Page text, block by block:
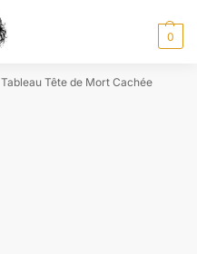
0
Tableau Tête de Mort Cachée